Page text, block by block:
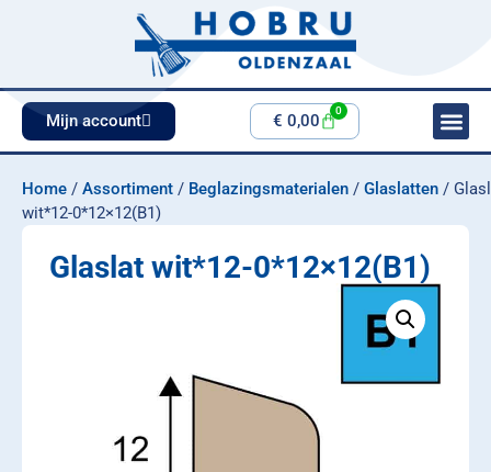
Mijn account € 0,00
0
Home / Assortiment / Beglazingsmaterialen / Glaslatten /
wit*12-0*12×12(B1)
Glaslat wit*12-0*12×12(B1)